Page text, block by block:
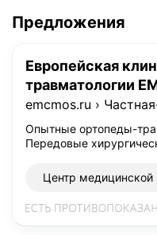
Предложения
Европейская
травматологии
emcmos.ru ›
Опытные ортопеды-
Передовые
Центр медицинской